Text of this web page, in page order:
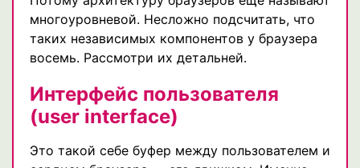
многоуровневой. Несложно подсчитать, что
таких независимых компонентов у браузера
восемь. Рассмотри их детальней.
Интерфейс пользователя
(user interface)
Это такой себе буфер между пользователем и